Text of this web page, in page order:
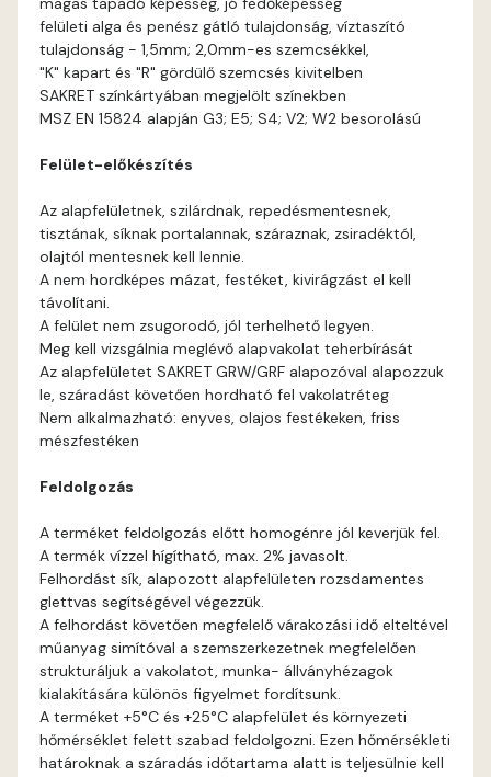
Brick B
Caramel A
Cognac C
Coral B
Corn B
Corn C
Cotto A
Cotto B
Current-red B
felületi alga és penész gátló tulajdonság, víztaszító
tulajdonság - 1,5mm; 2,0mm-es szemcsékkel,
"K" kapart és "R" gördülő szemcsés kivitelben
SAKRET színkártyában megjelölt színekben
MSZ EN 15824 alapján G3; E5; S4; V2; W2 besorolású
Felület-előkészítés
Az alapfelületnek, szilárdnak, repedésmentesnek,
tisztának, síknak portalannak, száraznak, zsiradéktól,
olajtól mentesnek kell lennie.
A nem hordképes mázat, festéket, kivirágzást el kell
távolítani.
A felület nem zsugorodó, jól terhelhető legyen.
Meg kell vizsgálnia meglévő alapvakolat teherbírását
Az alapfelületet SAKRET GRW/GRF alapozóval alapozzuk
le, száradást követően hordható fel vakolatréteg
Nem alkalmazható: enyves, olajos festékeken, friss
mészfestéken
Feldolgozás
A terméket feldolgozás előtt homogénre jól keverjük fel.
A termék vízzel hígítható, max. 2% javasolt.
Felhordást sík, alapozott alapfelületen rozsdamentes
glettvas segítségével végezzük.
A felhordást követően megfelelő várakozási idő elteltével
műanyag simítóval a szemszerkezetnek megfelelően
strukturáljuk a vakolatot, munka- állványhézagok
kialakítására különös figyelmet fordítsunk.
A terméket +5°C és +25°C alapfelület és környezeti
hőmérséklet felett szabad feldolgozni. Ezen hőmérsékleti
határoknak a száradás időtartama alatt is teljesülnie kell